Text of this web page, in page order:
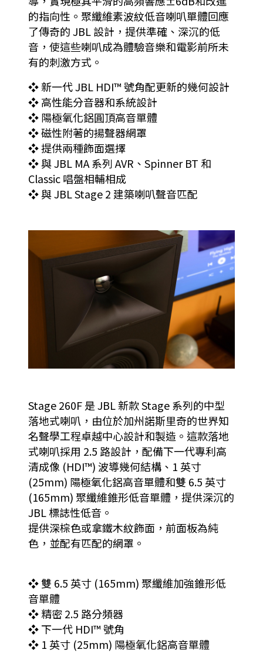
的指向性。聚纖維素波紋低音喇叭單體回應
了傳奇的 JBL 設計，提供準確、深沉的低
音，使這些喇叭成為體驗音樂和電影前所未
有的刺激方式。
❖ 新一代 JBL HDI™ 號角配更新的幾何設計
❖ 高性能分音器和系統設計
❖ 陽極氧化鋁圓頂高音單體
❖ 磁性附著的揚聲器網罩
❖ 提供兩種飾面選擇
❖ 與 JBL MA 系列 AVR、Spinner BT 和
Classic 唱盤相輔相成
❖ 與 JBL Stage 2 建築喇叭聲音匹配
Stage 260F 是 JBL 新款 Stage 系列的中型
落地式喇叭，由位於加州諾斯里奇的世界知
名聲學工程卓越中心設計和製造。這款落地
式喇叭採用 2.5 路設計，配備下一代專利高
清成像 (HDI™) 波導幾何結構、1 英寸
(25mm) 陽極氧化鋁高音單體和雙 6.5 英寸
(165mm) 聚纖維錐形低音單體，提供深沉的
JBL 標誌性低音。
提供深棕色或拿鐵木紋飾面，前面板為純
色，並配有匹配的網罩。
❖ 雙 6.5 英寸 (165mm) 聚纖維加強錐形低
音單體
❖ 精密 2.5 路分頻器
❖ 下一代 HDI™ 號角
❖ 1 英寸 (25mm) 陽極氧化鋁高音單體